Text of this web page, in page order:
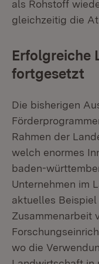
als Rohstoff
gleichzeitig die
Erfolgreiche
fortgesetzt
Die bisherigen
Rahmen der
welch enormes
baden-
Unternehmen im
aktuelles
Zusammenarbeit
wo die